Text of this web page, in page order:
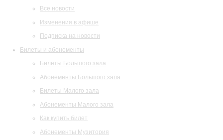
Все новости
Изменения в афише
Подписка на новости
Билеты и абонементы
Билеты Большого зала
Абонементы Большого зала
Билеты Малого зала
Абонементы Малого зала
Как купить билет
Абонементы Музитория